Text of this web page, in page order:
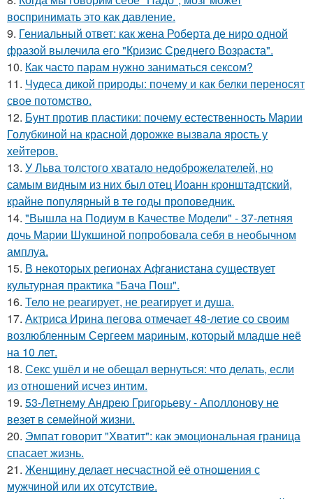
воспринимать это как давление.
9. Гениальный ответ: как жена Роберта де ниро одной
фразой вылечила его "Кризис Среднего Возраста".
10. Как часто парам нужно заниматься сексом?
11. Чудеса дикой природы: почему и как белки переносят
свое потомство.
12. Бунт против пластики: почему естественность Марии
Голубкиной на красной дорожке вызвала ярость у
хейтеров.
13. У Льва толстого хватало недоброжелателей, но
самым видным из них был отец Иоанн кронштадтский,
крайне популярный в те годы проповедник.
14. "Вышла на Подиум в Качестве Модели" - 37-летняя
дочь Марии Шукшиной попробовала себя в необычном
амплуа.
15. В некоторых регионах Афганистана существует
культурная практика "Бача Пош".
16. Тело не реагирует, не реагирует и душа.
17. Актриса Ирина пегова отмечает 48-летие со своим
возлюбленным Сергеем мариным, который младше неё
на 10 лет.
18. Секс ушёл и не обещал вернуться: что делать, если
из отношений исчез интим.
19. 53-Летнему Андрею Григорьеву - Аполлонову не
везет в семейной жизни.
20. Эмпат говорит "Хватит": как эмоциональная граница
спасает жизнь.
21. Женщину делает несчастной её отношения с
мужчиной или их отсутствие.